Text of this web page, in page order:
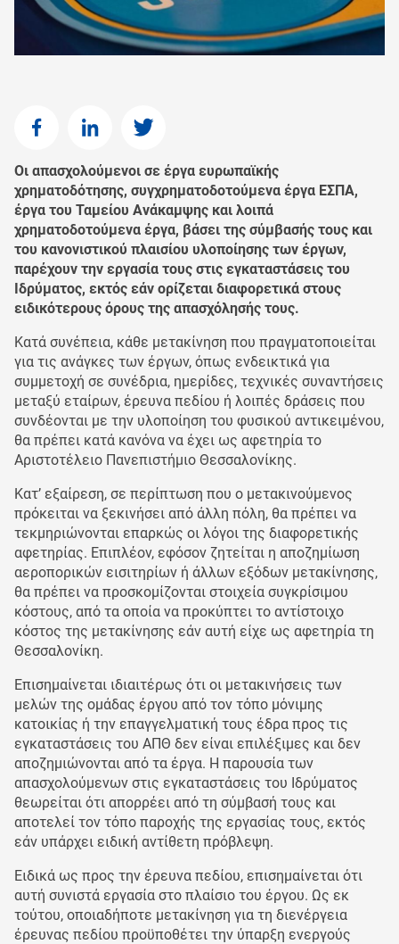
Oι απασχολούμενοι σε έργα ευρωπαϊκής
χρηματοδότησης, συγχρηματοδοτούμενα έργα ΕΣΠΑ,
έργα του Ταμείου Ανάκαμψης και λοιπά
χρηματοδοτούμενα έργα, βάσει της σύμβασής τους και
του κανονιστικού πλαισίου υλοποίησης των έργων,
παρέχουν την εργασία τους στις εγκαταστάσεις του
Ιδρύματος, εκτός εάν ορίζεται διαφορετικά στους
ειδικότερους όρους της απασχόλησής τους.
Κατά συνέπεια, κάθε μετακίνηση που πραγματοποιείται
για τις ανάγκες των έργων, όπως ενδεικτικά για
συμμετοχή σε συνέδρια, ημερίδες, τεχνικές συναντήσεις
μεταξύ εταίρων, έρευνα πεδίου ή λοιπές δράσεις που
συνδέονται με την υλοποίηση του φυσικού αντικειμένου,
θα πρέπει κατά κανόνα να έχει ως αφετηρία το
Αριστοτέλειο Πανεπιστήμιο Θεσσαλονίκης.
Κατ’ εξαίρεση, σε περίπτωση που ο μετακινούμενος
πρόκειται να ξεκινήσει από άλλη πόλη, θα πρέπει να
τεκμηριώνονται επαρκώς οι λόγοι της διαφορετικής
αφετηρίας. Επιπλέον, εφόσον ζητείται η αποζημίωση
αεροπορικών εισιτηρίων ή άλλων εξόδων μετακίνησης,
θα πρέπει να προσκομίζονται στοιχεία συγκρίσιμου
κόστους, από τα οποία να προκύπτει το αντίστοιχο
κόστος της μετακίνησης εάν αυτή είχε ως αφετηρία τη
Θεσσαλονίκη.
Επισημαίνεται ιδιαιτέρως ότι οι μετακινήσεις των
μελών της ομάδας έργου από τον τόπο μόνιμης
κατοικίας ή την επαγγελματική τους έδρα προς τις
εγκαταστάσεις του ΑΠΘ δεν είναι επιλέξιμες και δεν
αποζημιώνονται από τα έργα. Η παρουσία των
απασχολούμενων στις εγκαταστάσεις του Ιδρύματος
θεωρείται ότι απορρέει από τη σύμβασή τους και
αποτελεί τον τόπο παροχής της εργασίας τους, εκτός
εάν υπάρχει ειδική αντίθετη πρόβλεψη.
Ειδικά ως προς την έρευνα πεδίου, επισημαίνεται ότι
αυτή συνιστά εργασία στο πλαίσιο του έργου. Ως εκ
τούτου, οποιαδήποτε μετακίνηση για τη διενέργεια
έρευνας πεδίου προϋποθέτει την ύπαρξη ενεργούς